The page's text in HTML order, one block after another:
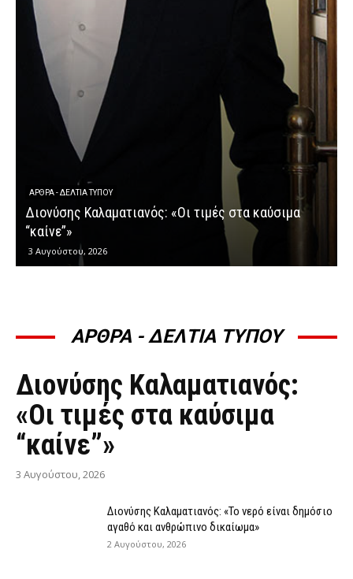
ΆΡΘΡΑ - ΔΕΛΤΊΑ ΤΎΠΟΥ
Διονύσης Καλαματιανός: «Οι τιμές στα καύσιμα
“καίνε”»
3 Αυγούστου, 2026
ΑΡΘΡΑ - ΔΕΛΤΙΑ ΤΥΠΟΥ
ΆΡΘΡΑ - ΔΕΛΤΊΑ ΤΎΠΟΥ
Διονύσης Καλαματιανός:
«Οι τιμές στα καύσιμα
“καίνε”»
3 Αυγούστου, 2026
Διονύσης Καλαματιανός: «Το νερό είναι δημόσιο
αγαθό και ανθρώπινο δικαίωμα»
2 Αυγούστου, 2026